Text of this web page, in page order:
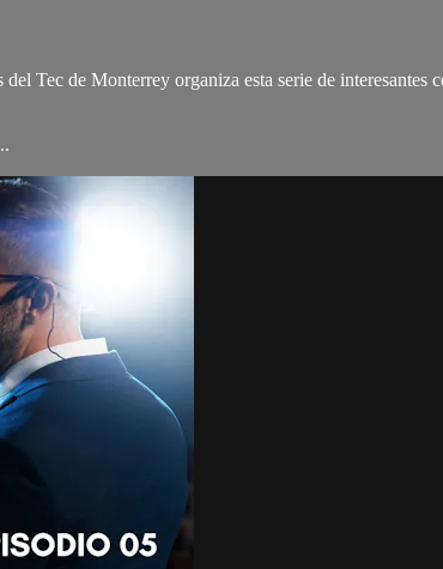
Tec de Monterrey organiza esta serie de interesantes